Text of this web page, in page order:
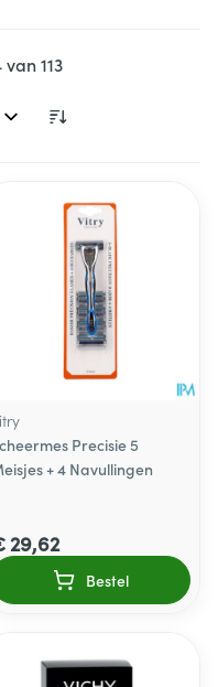
van113
Precisie 5
+ 4 Navullingen
29,62
Bestel